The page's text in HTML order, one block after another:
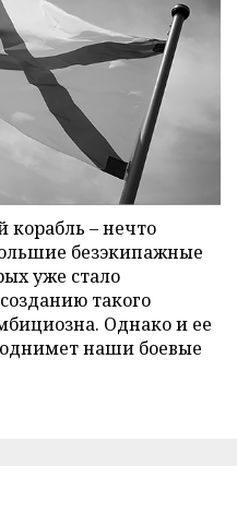
– нечто
безэкипажные
уже стало
такого
Однако и ее
наши боевые